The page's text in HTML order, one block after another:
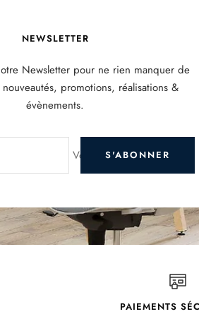
NEWSLETTER
Newsletter pour ne rien manquer de
promotions, réalisations &
évènements.
Votre e-mailS'ABONNER
PAIEMENTS